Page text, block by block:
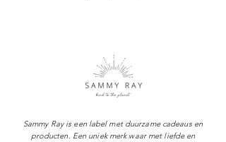
Sammy Ray is een label met duurzame cadeaus en
producten. Een uniek merk waar met liefde en